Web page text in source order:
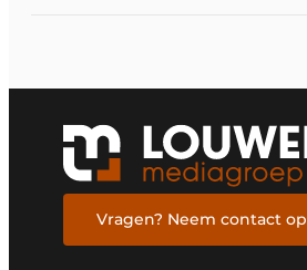
Vragen? Neem contact op